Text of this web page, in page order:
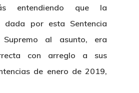
entendiendo que la
dada por esta Sentencia
al asunto, era
con arreglo a sus
de enero de 2019,